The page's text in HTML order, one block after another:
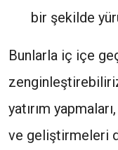
bir şekilde
Bunlarla iç içe
yatırım
ve geliştirmeleri